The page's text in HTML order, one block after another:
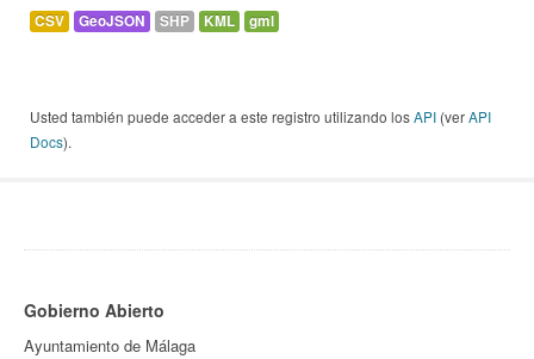
CSV GeoJSON SHP KML gml
Usted también puede acceder a este registro utilizando losAPI (verAPI
Docs).
Gobierno Abierto
Ayuntamiento de Málaga